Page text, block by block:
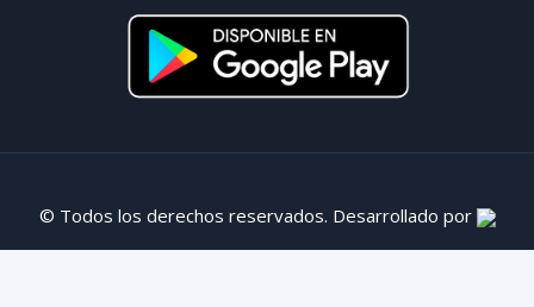
© Todos los derechos reservados. Desarrollado por